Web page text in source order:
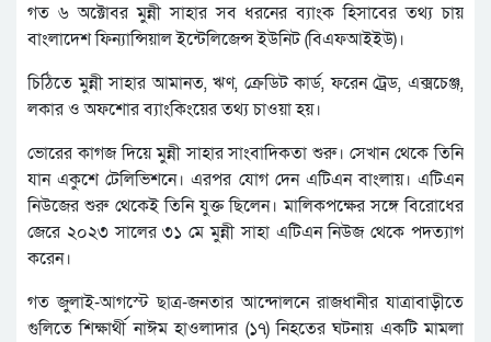
গত ৬ অক্টোবর মুন্নী সাহার সব ধরনের ব্যাংক হিসাবের তথ্য চায়
বাংলাদেশ ফিন্যান্সিয়াল ইন্টেলিজেন্স ইউনিট (বিএফআইইউ)।
চিঠিতে মুন্নী সাহার আমানত, ঋণ, ক্রেডিট কার্ড, ফরেন ট্রেড, এক্সচেঞ্জ,
লকার ও অফশোর ব্যাংকিংয়ের তথ্য চাওয়া হয়।
ভোরের কাগজ দিয়ে মুন্নী সাহার সাংবাদিকতা শুরু। সেখান থেকে তিনি
যান একুশে টেলিভিশনে। এরপর যোগ দেন এটিএন বাংলায়। এটিএন
নিউজের শুরু থেকেই তিনি যুক্ত ছিলেন। মালিকপক্ষের সঙ্গে বিরোধের
জেরে ২০২৩ সালের ৩১ মে মুন্নী সাহা এটিএন নিউজ থেকে পদত্যাগ
করেন।
গত জুলাই-আগস্টে ছাত্র-জনতার আন্দোলনে রাজধানীর যাত্রাবাড়ীতে
গুলিতে শিক্ষার্থী নাঈম হাওলাদার (১৭) নিহতের ঘটনায় একটি মামলা